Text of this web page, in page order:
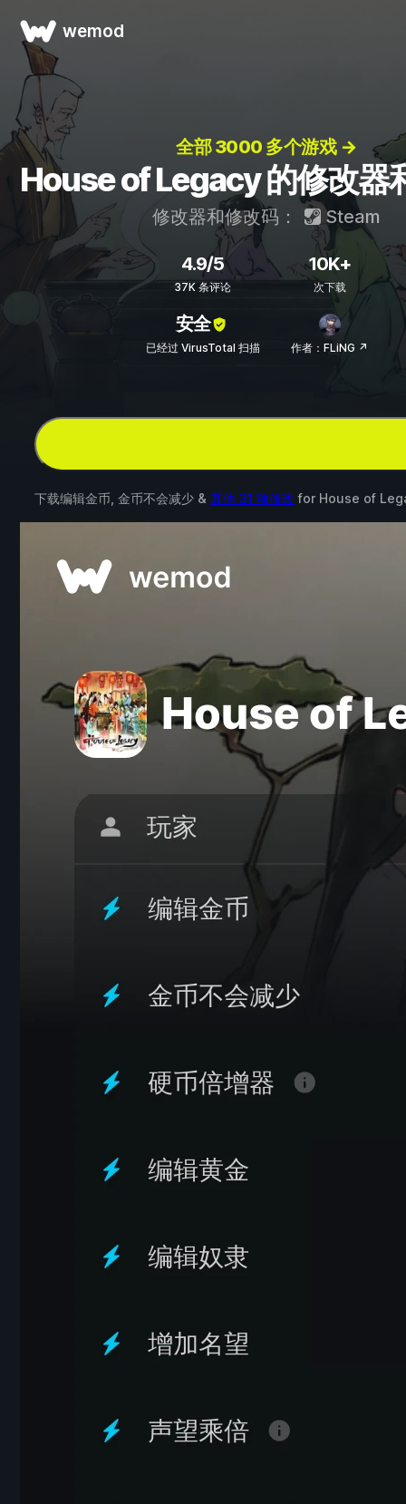
wemod
全部 3000 多个游戏 →
House of Legacy 的修改器
修改器和修改码： Steam
4.9/5
37K 条评论
10K+
次下载
安全
已经过 VirusTotal 扫描 作者：FLiNG ↗
下载编辑金币, 金币不会减少 & 其他 31 项修改 for House of